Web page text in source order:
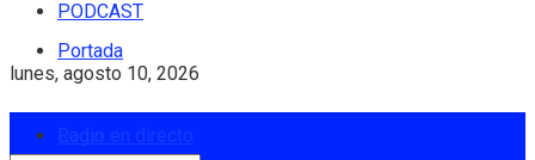
PODCAST
lunes, agosto 10, 2026
Portada